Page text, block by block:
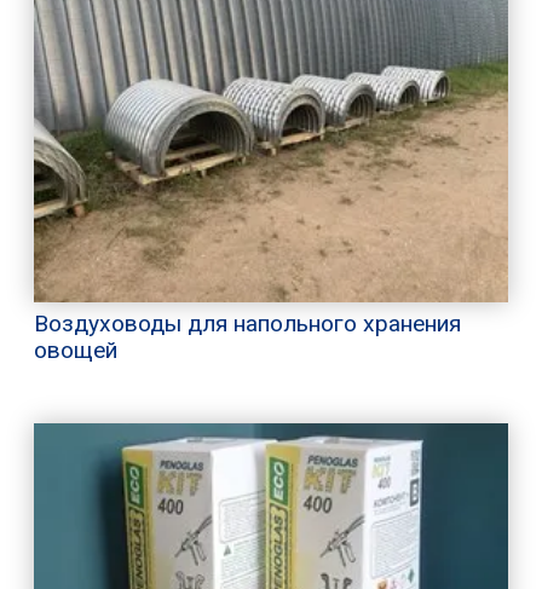
Воздуховоды для напольного хранения
овощей